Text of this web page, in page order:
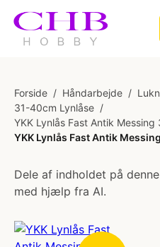
Forside / Håndarbejde /
31-40cm Lynlåse /
YKK Lynlås Fast Antik Messing
YKK Lynlås Fast Antik
Dele af indholdet på
med hjælp fra AI.